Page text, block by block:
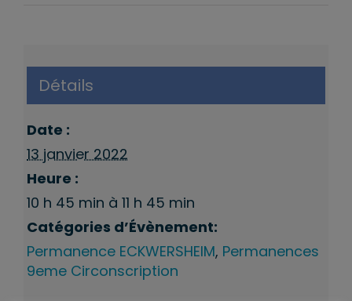
Détails
Date :
13 janvier 2022
Heure :
10 h 45 min à 11 h 45 min
Catégories d’Évènement:
Permanence ECKWERSHEIM, Permanences
9eme Circonscription